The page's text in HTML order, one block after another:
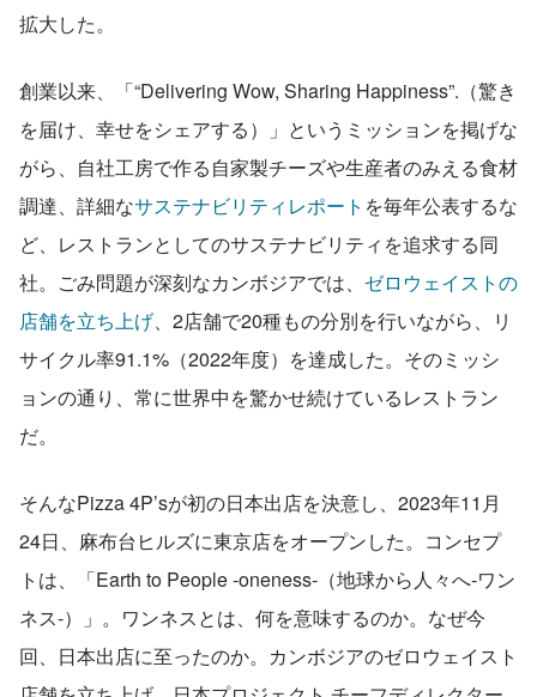
拡大した。
創業以来、「“Delivering Wow, Sharing Happiness”.（驚き
を届け、幸せをシェアする）」というミッションを掲げな
がら、自社工房で作る自家製チーズや生産者のみえる食材
調達、詳細なサステナビリティレポート を毎年公表するな
ど、レストランとしてのサステナビリティを追求する同
社。ごみ問題が深刻なカンボジアでは、 ゼロウェイストの
店舗を立ち上げ、2店舗で20種もの分別を行いながら、リ
サイクル率91.1%（2022年度）を達成した。そのミッシ
ョンの通り、常に世界中を驚かせ続けているレストラン
だ。
そんなPizza 4P’sが初の日本出店を決意し、2023年11月
24日、麻布台ヒルズに東京店をオープンした。コンセプ
トは、「Earth to People -oneness-（地球から人々へ-ワン
ネス-）」。ワンネスとは、何を意味するのか。なぜ今
回、日本出店に至ったのか。カンボジアのゼロウェイスト